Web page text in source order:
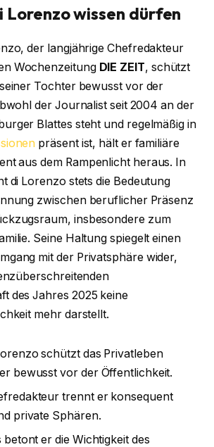
Lorenzo wissen dürfen
der langjährige Chefredakteur
Wochenzeitung DIE ZEIT, schützt
Tochter bewusst vor der
der Journalist seit 2004 an der
Blattes steht und regelmäßig in
präsent ist, hält er familiäre
aus dem Rampenlicht heraus. In
di Lorenzo stets die Bedeutung
zwischen beruflicher Präsenz
insbesondere zum
Seine Haltung spiegelt einen
mit der Privatsphäre wider,
des Jahres 2025 keine
mehr darstellt.
schützt das Privatleben
bewusst vor der Öffentlichkeit.
trennt er konsequent
private Sphären.
er die Wichtigkeit des